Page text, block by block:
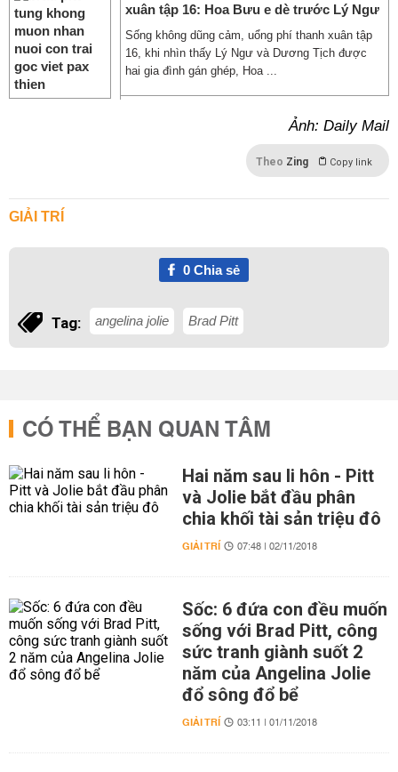
xuân tập 16: Hoa Bưu e dè trước Lý Ngư
Sống không dũng cảm, uổng phí thanh xuân tập
16, khi nhìn thấy Lý Ngư và Dương Tịch được
hai gia đình gán ghép, Hoa ...
Ảnh: Daily Mail
Theo Zing Copy link
GIẢI TRÍ
0Chia sẻ
Tag: angelina jolie Brad Pitt
CÓ THỂ BẠN QUAN TÂM
Hai năm sau li hôn - Pitt
và Jolie bắt đầu phân
chia khối tài sản triệu đô
GIẢI TRÍ 07:48 | 02/11/2018
Sốc: 6 đứa con đều muốn
sống với Brad Pitt, công
sức tranh giành suốt 2
năm của Angelina Jolie
đổ sông đổ bể
GIẢI TRÍ 03:11 | 01/11/2018